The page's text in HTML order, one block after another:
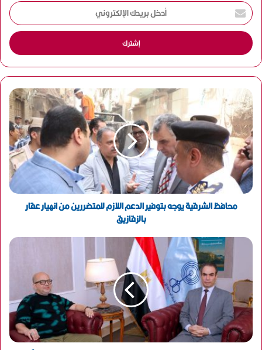
أ
د
خ
ل
ر
ي
د
ك
ا
ل
إ
ل
ك
ت
ر
محافظ الشرقية يوجه بتوفير الدعم اللازم للمتضررين من انهيار عقار
بالزقازيق